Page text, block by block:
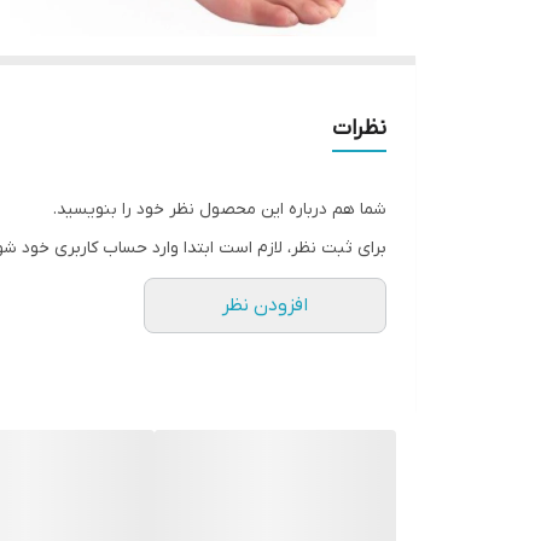
نظرات
شما هم درباره این محصول نظر خود را بنویسید.
برای ثبت نظر، لازم است ابتدا وارد حساب کاربری خود
افزودن نظر